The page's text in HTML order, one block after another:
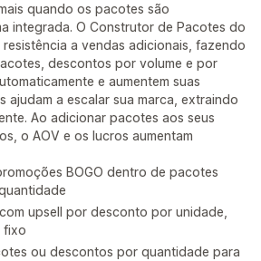
quando os pacotes são
integrada. O Construtor de Pacotes do
a vendas adicionais, fazendo
descontos por volume e por
e aumentem suas
ajudam a escalar sua marca, extraindo
Ao adicionar pacotes aos seus
o AOV e os lucros aumentam
BOGO dentro de pacotes
upsell por desconto por unidade,
fixo
ou descontos por quantidade para